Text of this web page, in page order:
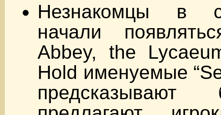
Незнакомцы в
начали
Abbey, the
Hold именуемые